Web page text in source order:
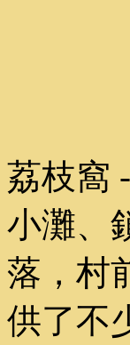
荔枝窩
小灘、
落，村
供了不